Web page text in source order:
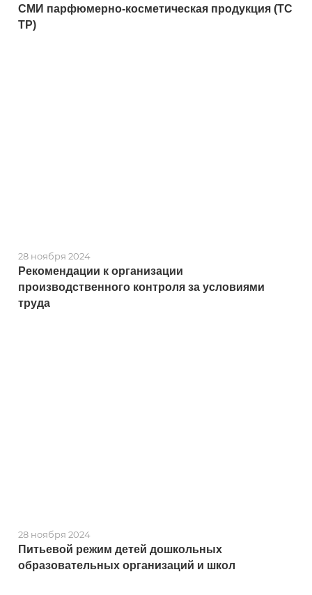
СМИ парфюмерно-косметическая продукция (ТС
ТР)
Рекомендации к организации
производственного контроля за условиями
труда
28 ноября 2024
Питьевой режим детей дошкольных
образовательных организаций и школ
28 ноября 2024